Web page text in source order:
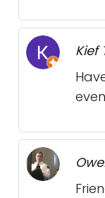
Kief